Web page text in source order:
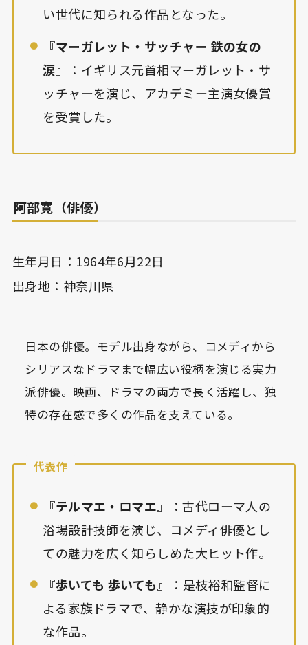
い世代に知られる作品となった。
『マーガレット・サッチャー 鉄の女の
涙』
：イギリス元首相マーガレット・サ
ッチャーを演じ、アカデミー主演女優賞
を受賞した。
阿部寛（俳優）
生年月日：1964年6月22日
出身地：神奈川県
日本の俳優。モデル出身ながら、コメディから
シリアスなドラマまで幅広い役柄を演じる実力
派俳優。映画、ドラマの両方で長く活躍し、独
特の存在感で多くの作品を支えている。
代表作
『テルマエ・ロマエ』
：古代ローマ人の
浴場設計技師を演じ、コメディ俳優とし
ての魅力を広く知らしめた大ヒット作。
『歩いても 歩いても』
：是枝裕和監督に
よる家族ドラマで、静かな演技が印象的
な作品。